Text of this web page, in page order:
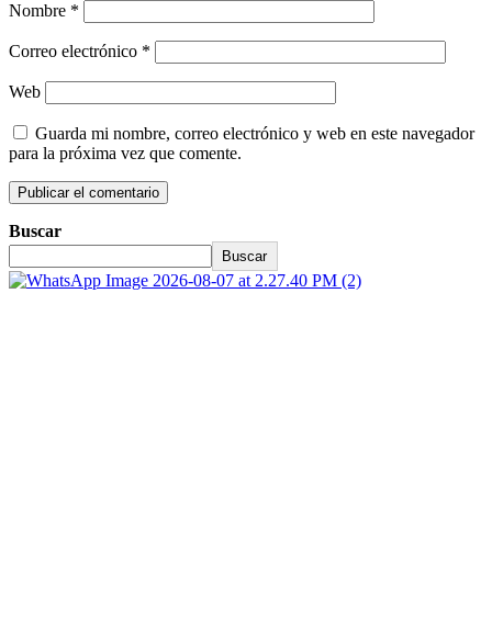
Nombre *
Correo electrónico *
Web
Guarda mi nombre, correo electrónico y web en este navegador
para la próxima vez que comente.
Buscar
Buscar